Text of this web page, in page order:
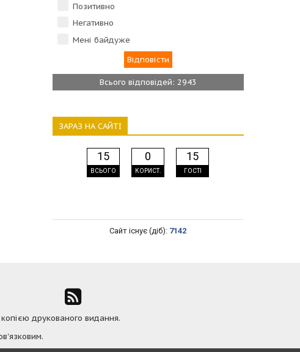
Позитивно
Негативно
Мені байдуже
Всього відповідей: 2943
ЗАРАЗ НА САЙТІ
15
ВСЬОГО
0
КОРИСТ.
15
ГОСТІ
Сайт існує (діб): 7142
друкованого видання.